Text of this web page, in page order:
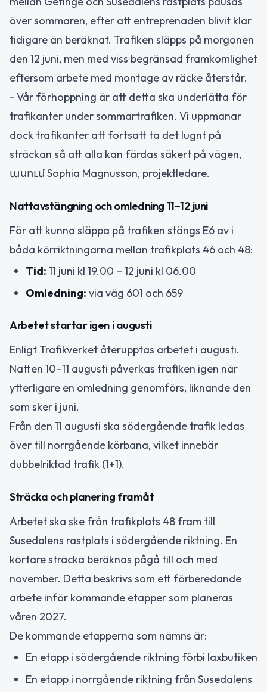
över sommaren, efter att entreprenaden blivit klar
tidigare än beräknat. Trafiken släpps på morgonen
den 12 juni, men med viss begränsad framkomlighet
eftersom arbete med montage av räcke återstår.
- Vår förhoppning är att detta ska underlätta för
trafikanter under sommartrafiken. Vi uppmanar
dock trafikanter att fortsatt ta det lugnt på
sträckan så att alla kan färdas säkert på vägen,
ասում Sophia Magnusson, projektledare.
Nattavstängning och omledning 11–12 juni
För att kunna släppa på trafiken stängs E6 av i
båda körriktningarna mellan trafikplats 46 och 48:
Tid: 11 juni kl 19.00 – 12 juni kl 06.00
Omledning: via väg 601 och 659
Arbetet startar igen i augusti
Enligt Trafikverket återupptas arbetet i augusti.
Natten 10–11 augusti påverkas trafiken igen när
ytterligare en omledning genomförs, liknande den
som sker i juni.
Från den 11 augusti ska södergående trafik ledas
över till norrgående körbana, vilket innebär
dubbelriktad trafik (1+1).
Sträcka och planering framåt
Arbetet ska ske från trafikplats 48 fram till
Susedalens rastplats i södergående riktning. En
kortare sträcka beräknas pågå till och med
november. Detta beskrivs som ett förberedande
arbete inför kommande etapper som planeras
våren 2027.
De kommande etapperna som nämns är:
En etapp i södergående riktning förbi laxbutiken
En etapp i norrgående riktning från Susedalens